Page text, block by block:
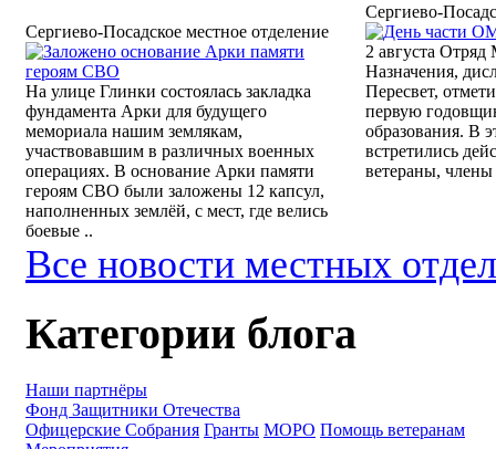
Сергиево-Посадское местное отделение
На улице Глинки состоялась закладка
фундамента Арки для будущего
мемориала нашим землякам,
участвовавшим в различных военных
операциях. В основание Арки памяти
героям СВО были заложены 12 капсул,
наполненных землёй, с мест, где велись
боевые ..
Сергиево-
2 августа
Назначения,
Пересвет,
первую
образования. В
встретились
ветераны,
Все новости местных
Категории блога
Наши партнёры
Фонд Защитники Отечества
Офицерские Собрания Гранты МОРО Помощь ветеранам